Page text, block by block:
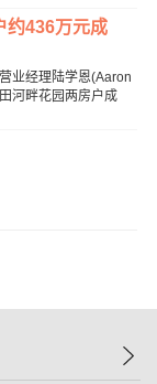
约436万元成
业经理陆学恩(Aaron
河畔花园两房户成